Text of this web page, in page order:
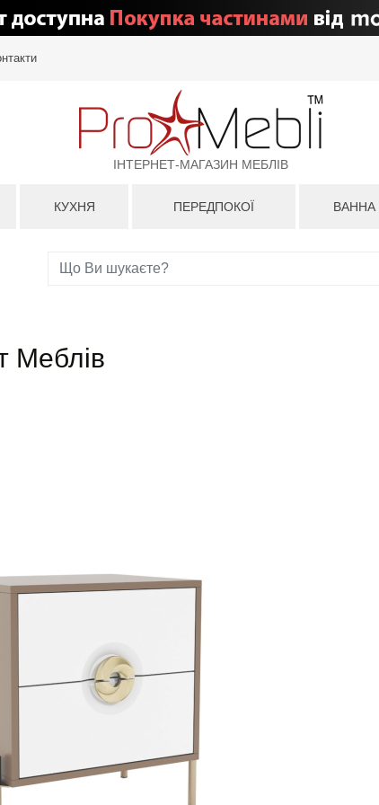
ІНТЕРНЕТ-МАГАЗИН МЕБЛІВ
КУХНЯ ПЕРЕДПОКОЇ ВАННА
Меблів